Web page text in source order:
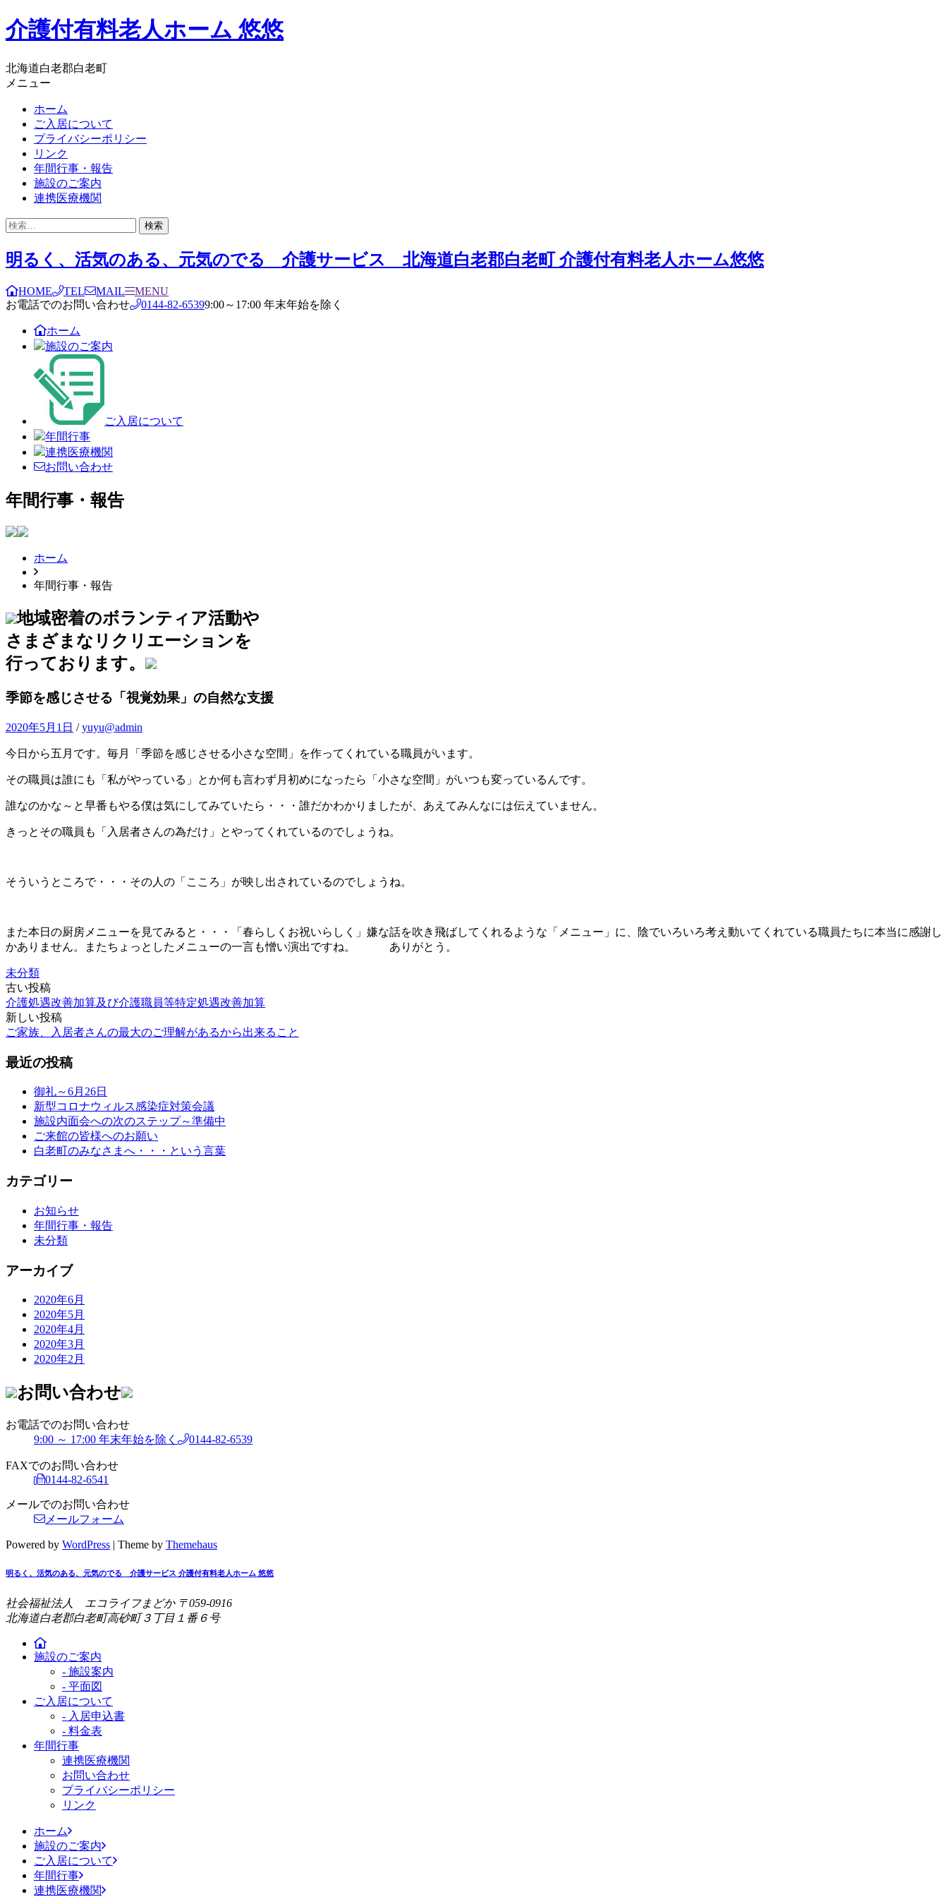
コ
ン
ン
ツ
介護付有料老人ホーム 悠悠
北海道白老郡白老町
メニュー
ホーム
ご入居について
プライバシーポリシー
リンク
年間行事・報告
施設のご案内
連携医療機関
検
明るく、活気のある、元気のでる 介護サービス 北海道白老郡白老町 介護付有料老人ホーム悠悠
HOME TEL MAIL
MENU
お電話でのお問い合わせ
0144-82-65399:00～17:00 年末年始を除く
ホーム
施設のご案内
ご入居について
年間行事
連携医療機関
お問い合わせ
年間行事・報告
ホーム
年間行事・報告
地域密着のボランティア活動や
さまざまなリクリエーションを
行っております。
季節を感じさせる「視覚効果」の自然な支援
2020年5月1日 /yuyu@admin
今日から五月です。毎月「季節を感じさせる小さな空間」を作ってくれている職員がいます。
その職員は誰にも「私がやっている」とか何も言わず月初めになったら「小さな空間」がいつも変っているんです。
誰なのかな～と早番もやる僕は気にしてみていたら・・・誰だかわかりましたが、あえてみんなには伝えていません。
きっとその職員も「入居者さんの為だけ」とやってくれているのでしょうね。
そういうところで・・・その人の「こころ」が映し出されているのでしょうね。
また本日の厨房メニューを見てみると・・・「春らしくお祝いらしく」嫌な話を吹き飛ばしてくれるような「メニュー」に、陰でいろいろ考え動いてくれている職員たちに本当に感謝し
かありません。またちょっとしたメニューの一言も憎い演出ですね。 ありがとう。
未分類
投
稿
ナ
ゲ
古い投稿
介護処遇改善加算及び介護職員等特定処遇改善加算
新しい投稿
ご家族、入居者さんの最大のご理解があるから出来ること
最近の投稿
御礼～6月26日
新型コロナウィルス感染症対策会議
施設内面会への次のステップ～準備中
ご来館の皆様へのお願い
白老町のみなさまへ・・・という言葉
カテゴリー
お知らせ
年間行事・報告
未分類
アーカイブ
2020年6月
2020年5月
2020年4月
2020年3月
2020年2月
お問い合わせ
お電話でのお問い合わせ
9:00 ～ 17:00 年末年始を除く
0144-82-6539
FAXでのお問い合わせ
0144-82-6541
メールでのお問い合わせ
メールフォーム
Powered by WordPress | Theme by Themehaus
明るく、活気のある、元気のでる 介護サービス 介護付有料老人ホーム 悠悠
社会福祉法人 エコライフまどか〒059-0916
北海道白老郡白老町高砂町３丁目１番６号
施設のご案内
- 施設案内
- 平面図
ご入居について
- 入居申込書
- 料金表
年間行事
連携医療機関
お問い合わせ
プライバシーポリシー
リンク
ホーム
施設のご案内
ご入居について
年間行事
連携医療機関